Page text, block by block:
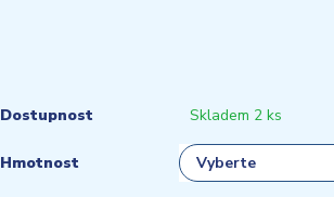
Dostupnost Skladem 2 ks
Hmotnost